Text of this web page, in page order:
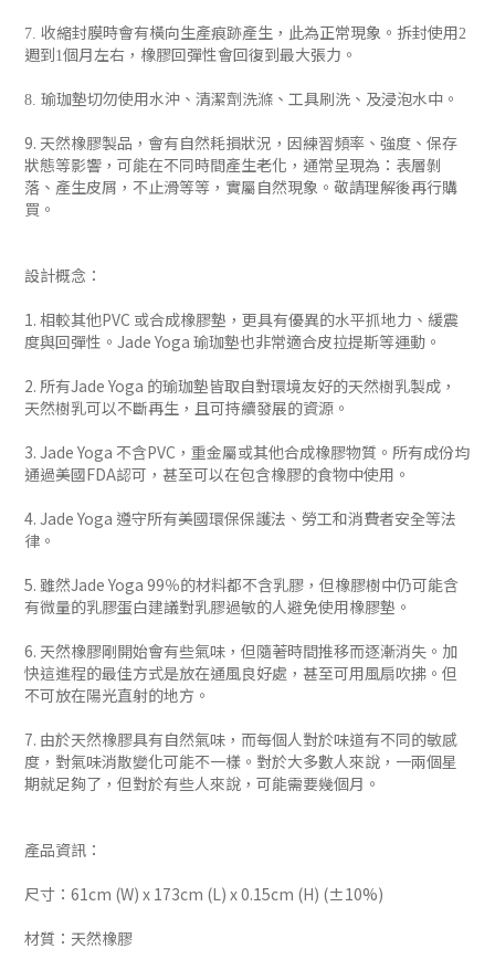
7. 收縮封膜時會有橫向生產痕跡產生，此為正常現象。拆封使用2
週到1個月左右，橡膠回彈性會回復到最大張力。
8. 瑜珈墊切勿使用水沖、清潔劑洗滌、工具刷洗、及浸泡水中。
9. 天然橡膠製品，會有自然耗損狀況，因練習頻率、強度、保存
狀態等影響，可能在不同時間產生老化，通常呈現為：表層剝
落、產生皮屑，不止滑等等，實屬自然現象。敬請理解後再行購
買。
設計概念：
1. 相較其他PVC 或合成橡膠墊，更具有優異的水平抓地力、緩震
度與回彈性。Jade Yoga 瑜珈墊也非常適合皮拉提斯等運動。
2. 所有Jade Yoga 的瑜珈墊皆取自對環境友好的天然樹乳製成，
天然樹乳可以不斷再生，且可持續發展的資源。
3. Jade Yoga 不含PVC，重金屬或其他合成橡膠物質。所有成份均
通過美國FDA認可，甚至可以在包含橡膠的食物中使用。
4. Jade Yoga 遵守所有美國環保保護法、勞工和消費者安全等法
律。
5. 雖然Jade Yoga 99％的材料都不含乳膠，但橡膠樹中仍可能含
有微量的乳膠蛋白建議對乳膠過敏的人避免使用橡膠墊。
6. 天然橡膠剛開始會有些氣味，但隨著時間推移而逐漸消失。加
快這進程的最佳方式是放在通風良好處，甚至可用風扇吹拂。但
不可放在陽光直射的地方。
7. 由於天然橡膠具有自然氣味，而每個人對於味道有不同的敏感
度，對氣味消散變化可能不一樣。對於大多數人來說，一兩個星
期就足夠了，但對於有些人來說，可能需要幾個月。
產品資訊：
尺寸：61cm (W) x 173cm (L) x 0.15cm (H) (±10%)
材質：天然橡膠